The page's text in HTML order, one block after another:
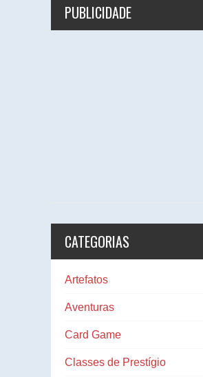
PUBLICIDADE
CATEGORIAS
Artefatos
Aventuras
Card Game
Classes de Prestígio